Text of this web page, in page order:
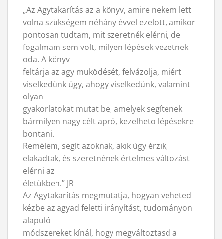
„Az Agytakarítás az a könyv, amire nekem lett
volna szükségem néhány évvel ezelott, amikor
pontosan tudtam, mit szeretnék elérni, de
fogalmam sem volt, milyen lépések vezetnek
oda. A könyv
feltárja az agy muködését, felvázolja, miért
viselkedünk úgy, ahogy viselkedünk, valamint
olyan
gyakorlatokat mutat be, amelyek segítenek
bármilyen nagy célt apró, kezelheto lépésekre
bontani.
Remélem, segít azoknak, akik úgy érzik,
elakadtak, és szeretnének értelmes változást
elérni az
életükben.” JR
Az Agytakarítás megmutatja, hogyan veheted
kézbe az agyad feletti irányítást, tudományon
alapuló
módszereket kínál, hogy megváltoztasd a